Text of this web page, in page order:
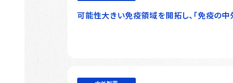
可能性大きい免疫領域を開拓し、「免疫の中